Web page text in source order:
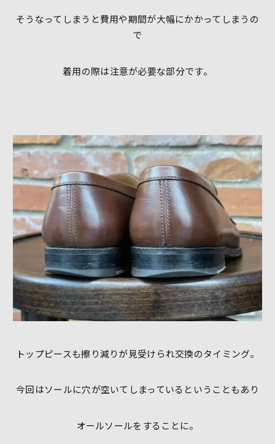
そうなってしまうと費用や期間が大幅にかかってしまうの
で
着用の際は注意が必要な部分です。
トップピースも擦り減りが見受けられ交換のタイミング。
今回はソールに穴が空いてしまっているということもあり
オールソールをすることに。